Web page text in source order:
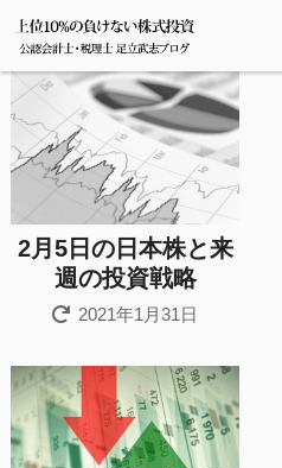
2月5日の日本株と来
週の投資戦略
2021年1月31日